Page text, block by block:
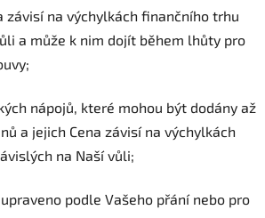
závisí na výchylkách finančního trhu
a může k nim dojít během lhůty pro
nápojů, které mohou být dodány až
a jejich Cena závisí na výchylkách
na Naší vůli;
podle Vašeho přání nebo pro